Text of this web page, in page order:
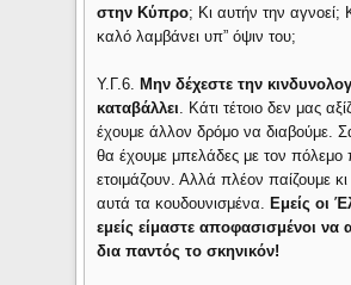
στην Κύπρο; Κι αυτήν την αγνοεί;
καλό λαμβάνει υπ” όψιν του;
Υ.Γ.6. Μην δέχεστε την
καταβάλλει. Κάτι τέτοιο δεν μας
έχουμε άλλον δρόμο να διαβούμε.
θα έχουμε μπελάδες με τον πόλεμο
ετοιμάζουν. Αλλά πλέον παίζουμε κι
αυτά τα κουδουνισμένα. Εμείς οι
εμείς είμαστε αποφασισμένοι να
δια παντός το σκηνικόν!